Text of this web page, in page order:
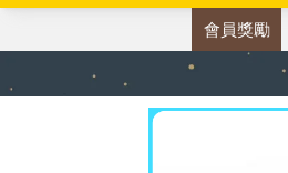
會員獎勵